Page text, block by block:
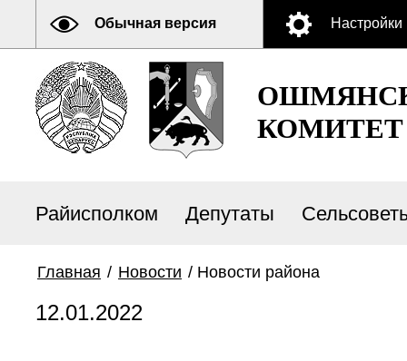
Обычная версия Настройки
КОМИТЕТ
Райисполком Депутаты
Главная / Новости / Новости района
12.01.2022